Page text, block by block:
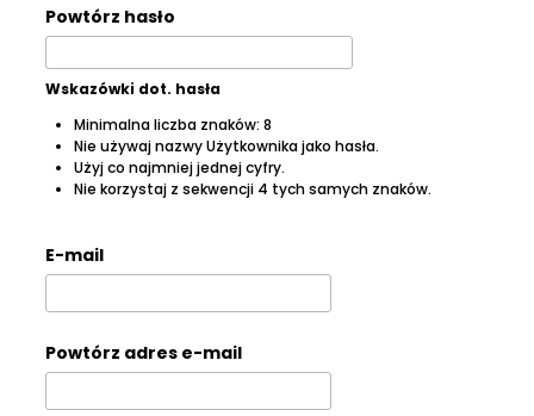
Powtórz hasło
Wskazówki dot. hasła
Minimalna liczba znaków: 8
Nie używaj nazwy Użytkownika jako hasła.
Użyj co najmniej jednej cyfry.
Nie korzystaj z sekwencji 4 tych samych znaków.
E-mail
Powtórz adres e-mail